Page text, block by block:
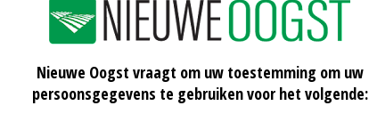
beknot inning Naktuinbouw
kan alleen een areaalheffing opleggen bij
als het om teeltmateriaal gaat en niet bij producten die voor de
Nieuwe Oogst vraagt om uw toestemming om uw
persoonsgegevens te gebruiken voor het volgende: